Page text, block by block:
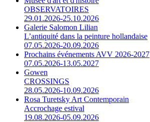
OBSERVATOIRES
29.01.2026-25.10.2026
Galerie Salomon Lilian
L’antiquité dans la peinture hollandaise
07.05.2026-20.09.2026
Prochains événements AVV 2026-2027
07.05.2026-13.05.2027
Gowen
CROSSINGS
28.05.2026-10.09.2026
Rosa Turetsky Art Contemporain
Accrochage estival
19.08.2026-05.09.2026